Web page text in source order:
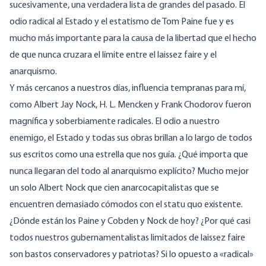
sucesivamente, una verdadera lista de grandes del pasado. El
odio radical al Estado y el estatismo de Tom Paine fue y es
mucho más importante para la causa de la libertad que el hecho
de que nunca cruzara el límite entre el laissez faire y el
anarquismo.
Y más cercanos a nuestros días, influencia tempranas para mí,
como Albert Jay Nock, H. L. Mencken y Frank Chodorov fueron
magnífica y soberbiamente radicales. El odio anuestro
enemigo, el Estado y todas sus obras brillan a lo largo de todos
sus escritos como una estrella que nos guía. ¿Qué importa que
nunca llegaran del todo al anarquismo explícito? Mucho mejor
un solo Albert Nock que cien anarcocapitalistas que se
encuentren demasiado cómodos con el statu quo existente.
¿Dónde están los Paine y Cobden y Nock de hoy? ¿Por qué casi
todos nuestros gubernamentalistas limitados de laissez faire
son bastos conservadores y patriotas? Si lo opuesto a «radical»